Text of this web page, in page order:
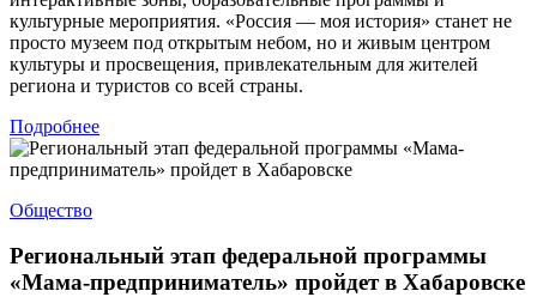
культурные мероприятия. «Россия — моя история» станет не
просто музеем под открытым небом, но и живым центром
культуры и просвещения, привлекательным для жителей
региона и туристов со всей страны.
Подробнее
Общество
Региональный этап федеральной программы
«Мама-предприниматель» пройдет в Хабаровске